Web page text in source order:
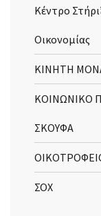
Κέντρο
Οικονομίας
ΚΙΝΗΤΗ
ΚΟΙΝΩΝΙΚΟ
ΣΚΟΥΦΑ
ΣΟΧ